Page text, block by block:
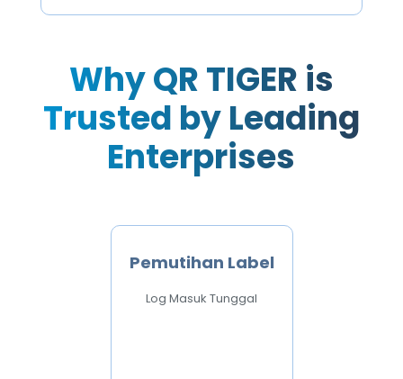
Why QR TIGER is
Trusted by Leading
Enterprises
Pemutihan Label
Log Masuk Tunggal